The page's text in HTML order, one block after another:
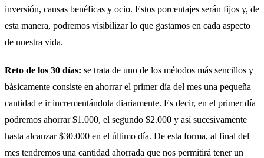
inversión, causas benéficas y ocio. Estos porcentajes serán fijos y, de
esta manera, podremos visibilizar lo que gastamos en cada aspecto
de nuestra vida.
Reto de los 30 días: se trata de uno de los métodos más sencillos y
básicamente consiste en ahorrar el primer día del mes una pequeña
cantidad e ir incrementándola diariamente. Es decir, en el primer día
podremos ahorrar $1.000, el segundo $2.000 y así sucesivamente
hasta alcanzar $30.000 en el último día. De esta forma, al final del
mes tendremos una cantidad ahorrada que nos permitirá tener un